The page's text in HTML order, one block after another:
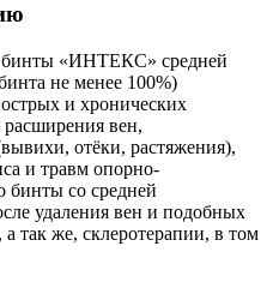
бинты «ИНТЕКС» средней
не менее 100%)
и хронических
расширения вен,
отёки, растяжения),
и травм опорно-
бинты со средней
удаления вен и подобных
так же, склеротерапии, в том